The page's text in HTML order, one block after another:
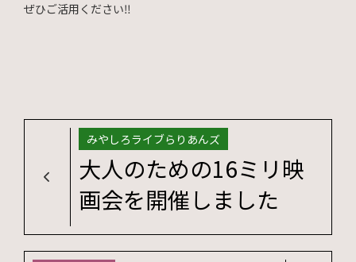
ぜひご活用ください‼
みやしろライブらりあんズ
大人のための16ミリ映
画会を開催しました